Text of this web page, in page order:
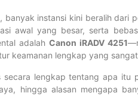
banyak instansi kini beralih dari
awal yang besar, serta
adalah Canon iRADV 4251
keamanan lengkap yang
secara lengkap tentang apa itu
hingga alasan mengapa